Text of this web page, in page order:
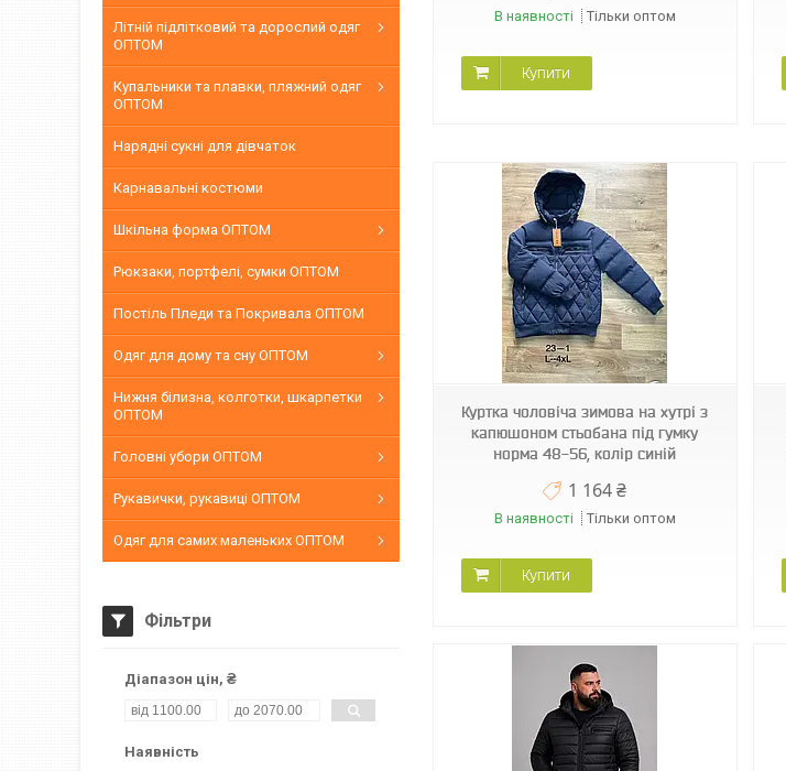
В наявності Тільки оптом
Купити
ЧИН 23-1
Куртка чоловіча зимова на хутрі з
капюшоном стьобана під гумку
норма 48-56, колір синій
1 164 ₴
В наявності Тільки оптом
Купити
BAZOVA VS24063
Літній підлітковий та дорослий одяг
ОПТОМ
Купальники та плавки, пляжний одяг
ОПТОМ
Нарядні сукні для дівчаток
Карнавальні костюми
Шкільна форма ОПТОМ
Рюкзаки, портфелі, сумки ОПТОМ
Постіль Пледи та Покривала ОПТОМ
Одяг для дому та сну ОПТОМ
Нижня білизна, колготки, шкарпетки
ОПТОМ
Головні убори ОПТОМ
Рукавички, рукавиці ОПТОМ
Одяг для самих маленьких ОПТОМ
Фільтри
Діапазон цін, ₴
Наявність